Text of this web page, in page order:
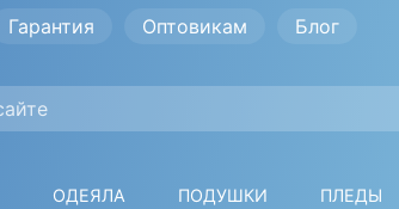
Гарантия Оптовикам Блог
ОДЕЯЛА ПОДУШКИ ПЛЕДЫ